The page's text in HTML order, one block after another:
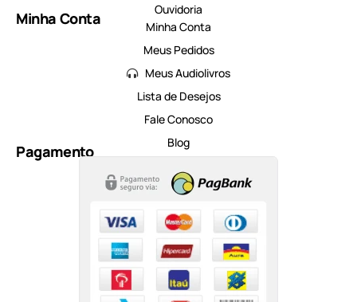
Ouvidoria
Minha Conta
Minha Conta
Meus Pedidos
Meus Audiolivros
Lista de Desejos
Fale Conosco
Blog
Pagamento